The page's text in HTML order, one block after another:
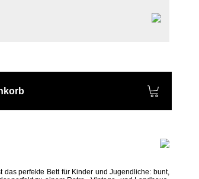
das perfekte Bett für Kinder und Jugendliche: bunt,